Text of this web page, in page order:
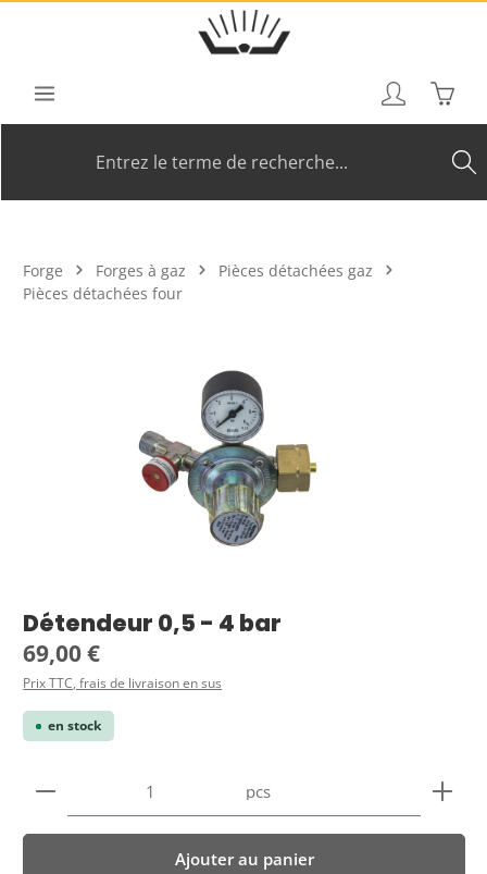
Passer au contenu principal
Le
Forge Forges à gaz
Pièces détachées gaz
Pièces détachées four
Détendeur 0,5 - 4 bar
Prix régulier :
69,00 €
Prix TTC, frais de livraison en sus
en stock
Quantité de produit : Entrez la quantité
pcs
Ajouter au panier